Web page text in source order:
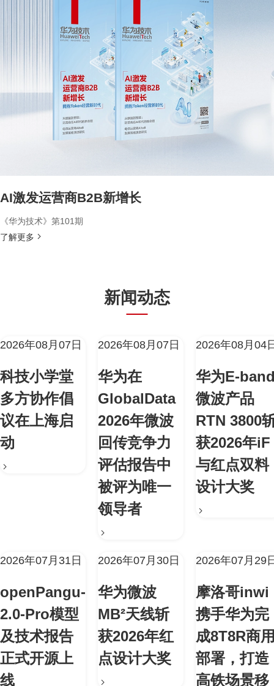
AI激发运营商B2B新增长
《华为技术》第101期
了解更多
新闻动态
2026年08月07日
科技小学堂
多方协作倡
议在上海启
动
2026年08月07日
华为在
GlobalData
2026年微波
回传竞争力
评估报告中
被评为唯一
领导者
2026年08月04
华为E-
微波产品
RTN 3800
获2026年iF
与红点双料
设计大奖
2026年07月31日
openPangu-
2.0-Pro模型
及技术报告
正式开源上
线
2026年07月30日
华为微波
MB²天线斩
获2026年红
点设计大奖
2026年07月29
摩洛哥inwi
携手华为完
成8T8R商
部署，打造
高铁场景移